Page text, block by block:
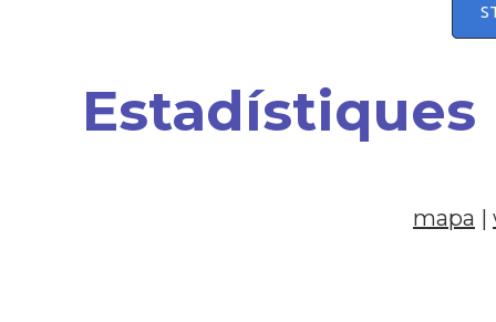
Estadístiques
mapa |